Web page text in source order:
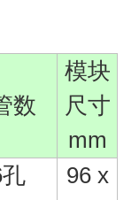
数
模块
尺寸
mm
孔
96 x